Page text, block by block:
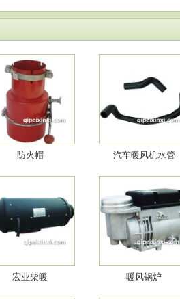
色英雄刹车片 汽车水管21
暖风水管批发
防火帽 汽车暖风机水管
宏业柴暖 暖风锅炉